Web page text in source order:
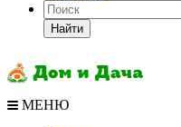
Найти
МЕНЮ